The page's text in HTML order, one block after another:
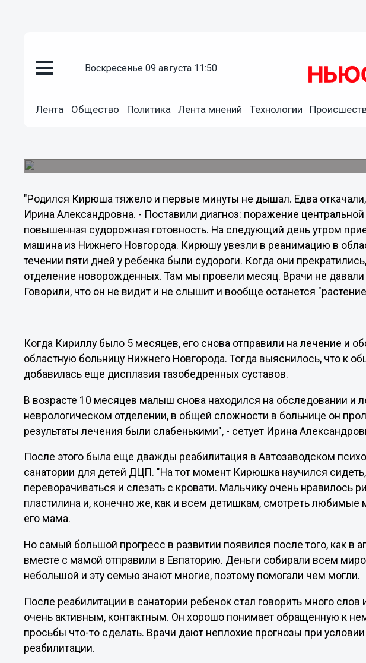
воскресенье 09 августа 11:50
Лента Общество Политика Лента мнений Технологии
Общество
5-летнему Кирюше Куркову срочна нужна
"Родился Кирюша тяжело и первые минуты не дышал. Едва
Ирина Александровна. - Поставили диагноз: поражение
повышенная судорожная готовность. На следующий день утром
машина из Нижнего Новгорода. Кирюшу увезли в реанимацию в
течении пяти дней у ребенка были судороги. Когда они
отделение новорожденных. Там мы провели месяц. Врачи не давали
Говорили, что он не видит и не слышит и вообще останется
Когда Кириллу было 5 месяцев, его снова отправили на лечение и
областную больницу Нижнего Новгорода. Тогда выяснилось, что к
добавилась еще дисплазия тазобедренных суставов.
В возрасте 10 месяцев малыш снова находился на обследовании и
неврологическом отделении, в общей сложности в больнице он
результаты лечения были слабенькими", - сетует Ирина
После этого была еще дважды реабилитация в Автозаводском
санатории для детей ДЦП. "На тот момент Кирюшка научился сидеть,
переворачиваться и слезать с кровати. Мальчику очень нравилось
пластилина и, конечно же, как и всем детишкам, смотреть любимые
его мама.
Но самый большой прогресс в развитии появился после того, как в
вместе с мамой отправили в Евпаторию. Деньги собирали всем
небольшой и эту семью знают многие, поэтому помогали чем могли.
После реабилитации в санатории ребенок стал говорить много слов
очень активным, контактным. Он хорошо понимает обращенную к
просьбы что-то сделать. Врачи дают неплохие прогнозы при
реабилитации.